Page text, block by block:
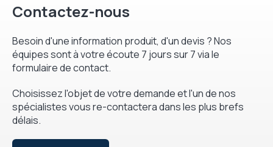
Contactez-nous
Besoin d'une information produit, d'un devis ? Nos
équipes sont à votre écoute 7 jours sur 7 via le
formulaire de contact.
Choisissez l'objet de votre demande et l'un de nos
spécialistes vous re-contactera dans les plus brefs
délais.